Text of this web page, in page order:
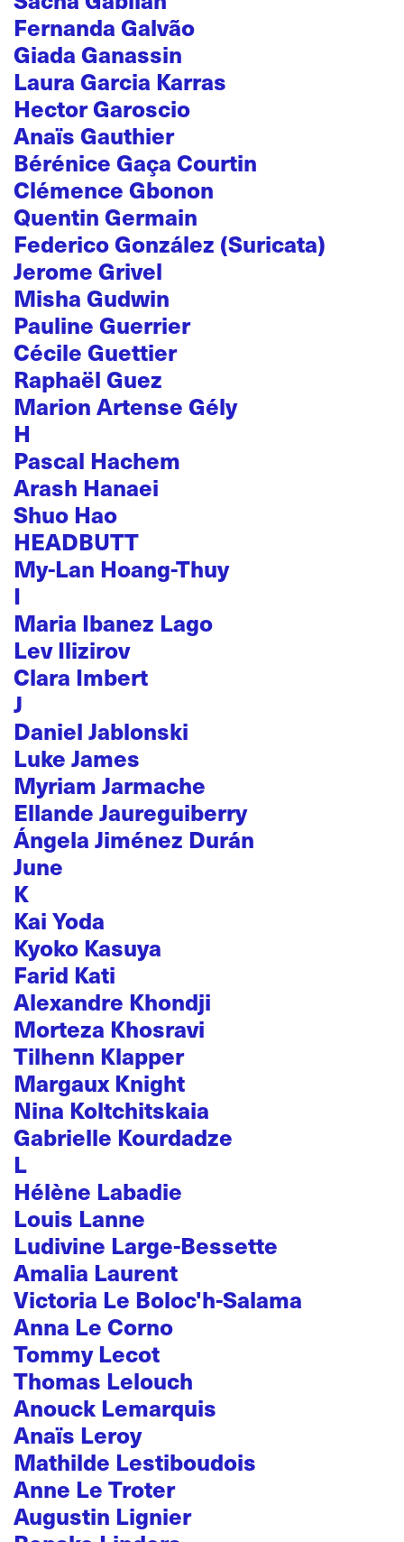
Fernanda Galvão
Giada Ganassin
Laura Garcia Karras
Hector Garoscio
Anaïs Gauthier
Bérénice Gaça Courtin
Clémence Gbonon
Quentin Germain
Federico González (Suricata)
Jerome Grivel
Misha Gudwin
Pauline Guerrier
Cécile Guettier
Raphaël Guez
Marion Artense Gély
H
Pascal Hachem
Arash Hanaei
Shuo Hao
HEADBUTT
My-Lan Hoang-Thuy
I
Maria Ibanez Lago
Lev Ilizirov
Clara Imbert
J
Daniel Jablonski
Luke James
Myriam Jarmache
Ellande Jaureguiberry
Ángela Jiménez Durán
June
K
Kai Yoda
Kyoko Kasuya
Farid Kati
Alexandre Khondji
Morteza Khosravi
Tilhenn Klapper
Margaux Knight
Nina Koltchitskaia
Gabrielle Kourdadze
L
Hélène Labadie
Louis Lanne
Ludivine Large-Bessette
Amalia Laurent
Victoria Le Boloc'h-Salama
Anna Le Corno
Tommy Lecot
Thomas Lelouch
Anouck Lemarquis
Anaïs Leroy
Mathilde Lestiboudois
Anne Le Troter
Augustin Lignier